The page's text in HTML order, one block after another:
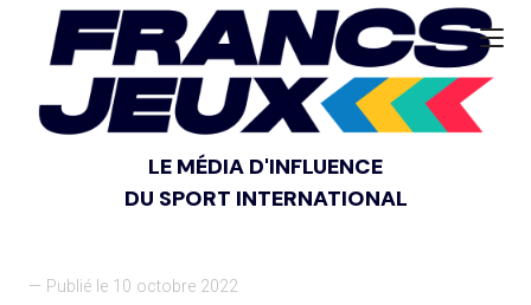
LE MÉDIA D'INFLUENCE
DU SPORT INTERNATIONAL
— Publié le 10 octobre 2022